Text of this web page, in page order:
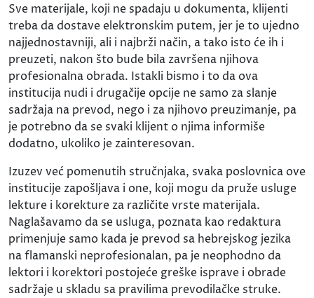
Sve materijale, koji ne spadaju u dokumenta, klijenti
treba da dostave elektronskim putem, jer je to ujedno
najjednostavniji, ali i najbrži način, a tako isto će ih i
preuzeti, nakon što bude bila završena njihova
profesionalna obrada. Istakli bismo i to da ova
institucija nudi i drugačije opcije ne samo za slanje
sadržaja na prevod, nego i za njihovo preuzimanje, pa
je potrebno da se svaki klijent o njima informiše
dodatno, ukoliko je zainteresovan.
Izuzev već pomenutih stručnjaka, svaka poslovnica ove
institucije zapošljava i one, koji mogu da pruže usluge
lekture i korekture za različite vrste materijala.
Naglašavamo da se usluga, poznata kao redaktura
primenjuje samo kada je prevod sa hebrejskog jezika
na flamanski neprofesionalan, pa je neophodno da
lektori i korektori postojeće greške isprave i obrade
sadržaje u skladu sa pravilima prevodilačke struke.